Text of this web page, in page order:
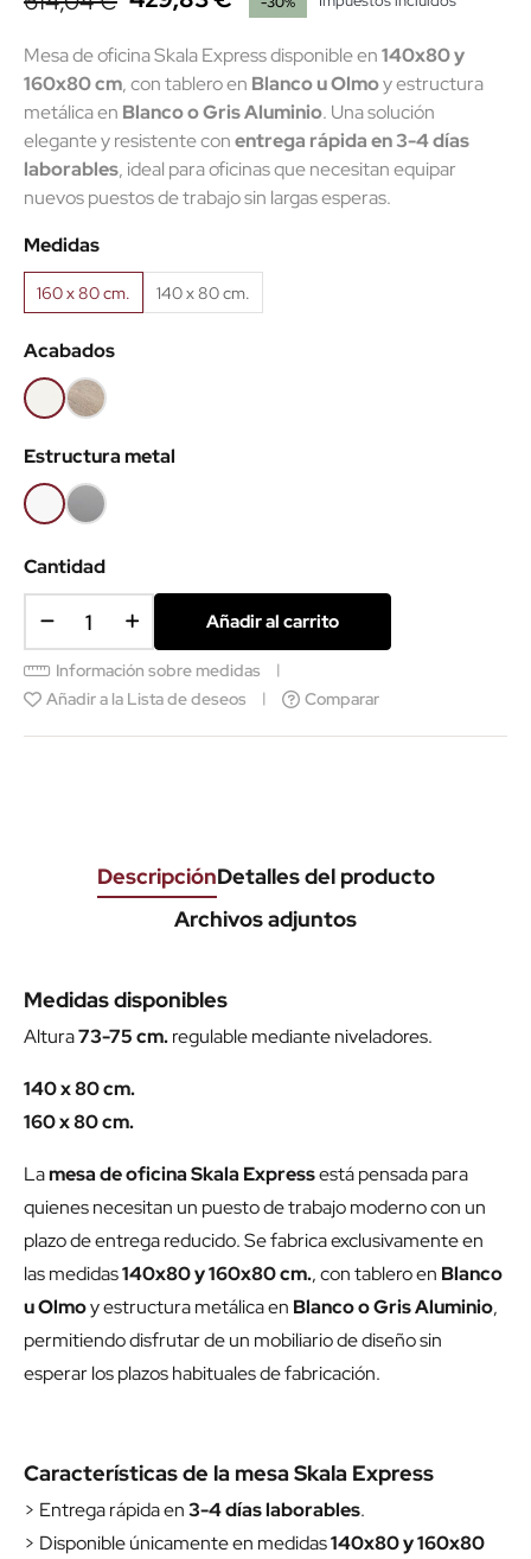
Mesa de oficina Skala Express disponible en140x80 y
160x80 cm, con tablero en Blanco u Olmoy estructura
metálica en Blanco o Gris Aluminio. Una solución
elegante y resistente conentrega rápida en 3-4 días
laborables, ideal para oficinas que necesitan equipar
nuevos puestos de trabajo sin largas esperas.
Medidas
160 x 80 cm. 140 x 80 cm.
Acabados
BlancoOlmo
claro
Estructura metal
BlancoGris
aluminio
Cantidad
Añadir al carrito
Información sobre medidas
Añadir a la Lista de deseos
Comparar
DescripciónDetalles del producto
Archivos adjuntos
Medidas disponibles
Altura73-75 cm.regulable mediante niveladores.
140 x 80 cm.
160 x 80 cm.
Lamesa de oficina Skala Expressestá pensada para
quienes necesitan un puesto de trabajo moderno con un
plazo de entrega reducido. Se fabrica exclusivamente en
las medidas140x80 y 160x80 cm., con tablero en Blanco
u Olmoy estructura metálica en Blanco o Gris Aluminio,
permitiendo disfrutar de un mobiliario de diseño sin
esperar los plazos habituales de fabricación.
Características de la mesa Skala Express
> Entrega rápida en3-4 días laborables.
> Disponible únicamente en medidas140x80 y 160x80